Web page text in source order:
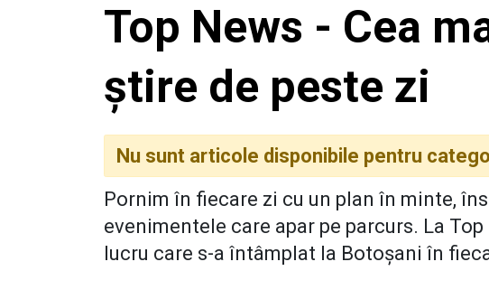
Top News - Cea
știre de peste zi
Nu sunt articole disponibile pentru
Pornim în fiecare zi cu un plan în minte,
evenimentele care apar pe parcurs. La
lucru care s-a întâmplat la Botoșani în